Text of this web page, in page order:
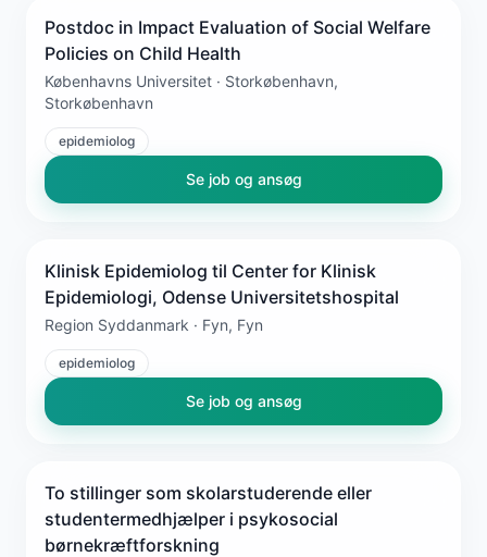
Postdoc in Impact Evaluation of Social Welfare
Policies on Child Health
Københavns Universitet · Storkøbenhavn,
Storkøbenhavn
epidemiolog
Se job og ansøg
Klinisk Epidemiolog til Center for Klinisk
Epidemiologi, Odense Universitetshospital
Region Syddanmark · Fyn, Fyn
epidemiolog
Se job og ansøg
To stillinger som skolarstuderende eller
studentermedhjælper i psykosocial
børnekræftforskning